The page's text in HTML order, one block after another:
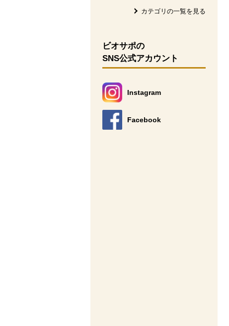
カテゴリの一覧を見る
ビオサポの
SNS公式アカウント
Instagram
別のウィンドウで開きます。
Facebook
別のウィンドウで開きます。